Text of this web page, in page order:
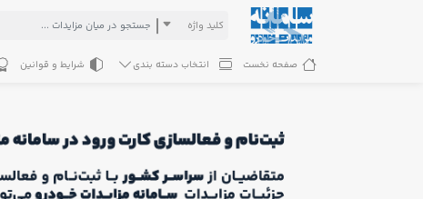
کلید واژه
صفحه نخست انتخاب دسته بندی شرایط و قوانین